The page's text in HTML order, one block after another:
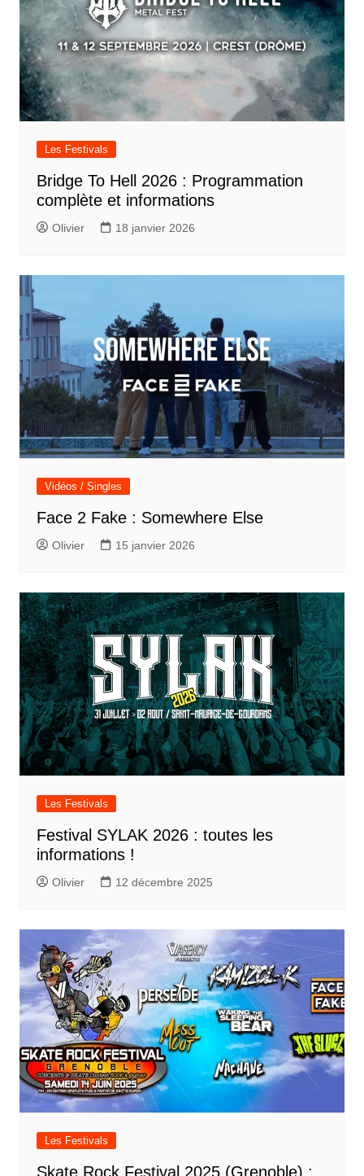
Les Festivals
Bridge To Hell 2026 : Programmation
complète et informations
Olivier 18 janvier 2026
Vidéos / Singles
Face 2 Fake : Somewhere Else
Olivier 15 janvier 2026
Les Festivals
Festival SYLAK 2026 : toutes les
informations !
Olivier 12 décembre 2025
Les Festivals
Skate Rock Festival 2025 (Grenoble) :